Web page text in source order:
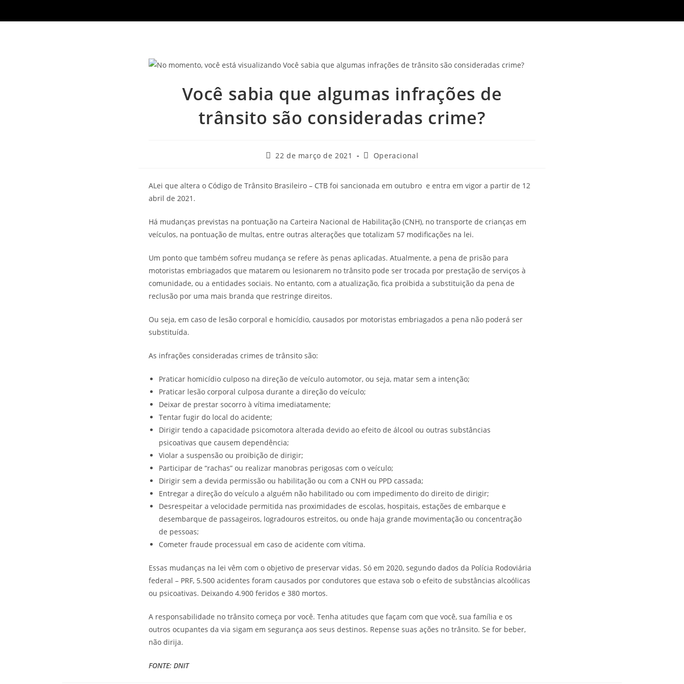
Você sabia que algumas infrações de
trânsito são consideradas crime?
Post22 de março de 2021
Categoria
Operacional
ALei que altera o Código de Trânsito Brasileiro – CTB foi sancionada em outubro e entra em vigor a partir de 12
abril de 2021.
Há mudanças previstas na pontuação na Carteira Nacional de Habilitação (CNH), no transporte de crianças em
veículos, na pontuação de multas, entre outras alterações que totalizam 57 modificações na lei.
Um ponto que também sofreu mudança se refere às penas aplicadas. Atualmente, a pena de prisão para
motoristas embriagados que matarem ou lesionarem no trânsito pode ser trocada por prestação de serviços à
comunidade, ou a entidades sociais. No entanto, com a atualização, fica proibida a substituição da pena de
reclusão por uma mais branda que restringe direitos.
Ou seja, em caso de lesão corporal e homicídio, causados por motoristas embriagados a pena não poderá ser
substituída.
As infrações consideradas crimes de trânsito são:
Praticar homicídio culposo na direção de veículo automotor, ou seja, matar sem a intenção;
Praticar lesão corporal culposa durante a direção do veículo;
Deixar de prestar socorro à vítima imediatamente;
Tentar fugir do local do acidente;
Dirigir tendo a capacidade psicomotora alterada devido ao efeito de álcool ou outras substâncias
psicoativas que causem dependência;
Violar a suspensão ou proibição de dirigir;
Participar de “rachas” ou realizar manobras perigosas com o veículo;
Dirigir sem a devida permissão ou habilitação ou com a CNH ou PPD cassada;
Entregar a direção do veículo a alguém não habilitado ou com impedimento do direito de dirigir;
Desrespeitar a velocidade permitida nas proximidades de escolas, hospitais, estações de embarque e
desembarque de passageiros, logradouros estreitos, ou onde haja grande movimentação ou concentração
de pessoas;
Cometer fraude processual em caso de acidente com vítima.
Essas mudanças na lei vêm com o objetivo de preservar vidas. Só em 2020, segundo dados da Polícia Rodoviária
federal – PRF, 5.500 acidentes foram causados por condutores que estava sob o efeito de substâncias alcoólicas
ou psicoativas. Deixando 4.900 feridos e 380 mortos.
A responsabilidade no trânsito começa por você. Tenha atitudes que façam com que você, sua família e os
outros ocupantes da via sigam em segurança aos seus destinos. Repense suas ações no trânsito. Se for beber,
não dirija.
FONTE: DNIT